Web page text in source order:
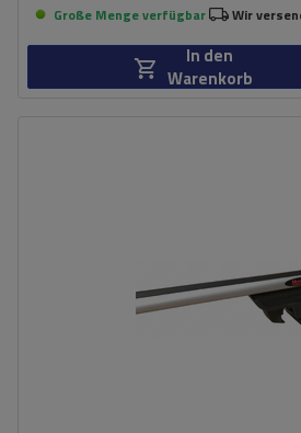
Große Menge verfügbar Wir
In den
Warenkorb